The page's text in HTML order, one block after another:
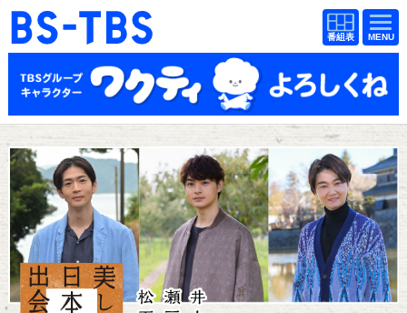
BS-TBS
番組
表
BS-TBS
番組
表
ドラマ 映画
紀行 報道
教養 スポーツ
音楽 エンタメ
アニメ ファンクラブ
検索